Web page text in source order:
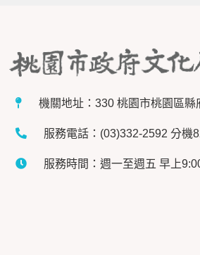
機關地址：330 桃園市桃園區縣
服務電話：(03)332-2592 分機
服務時間：週一至週五 早上